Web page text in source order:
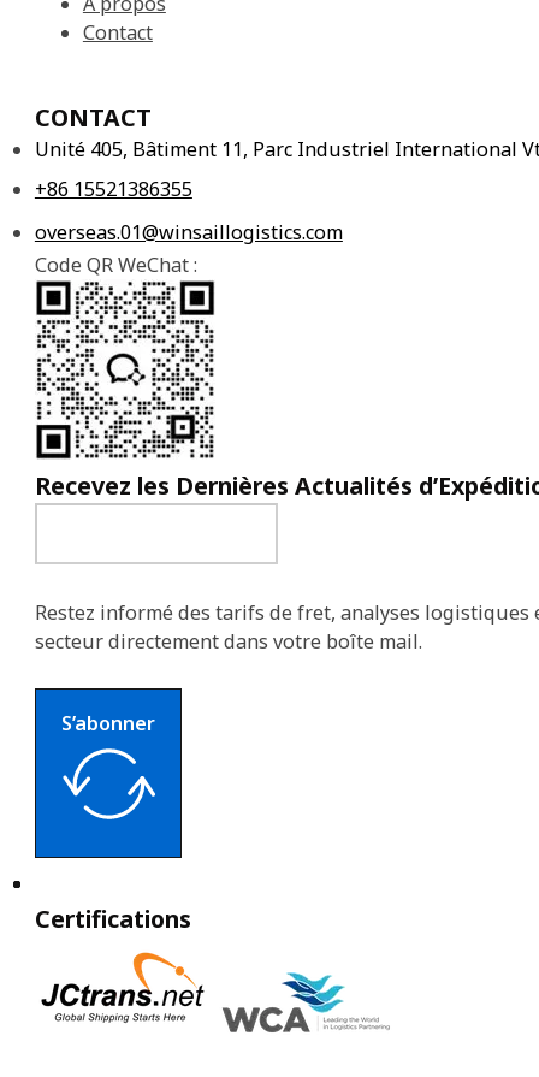
Contact
CONTACT
Unité 405, Bâtiment 11, Parc Industriel International
+86 15521386355
overseas.01@winsaillogistics.com
Code QR WeChat :
Recevez les Dernières Actualités
Restez informé des tarifs de fret, analyses logistiques
secteur directement dans votre boîte mail.
S’abonner
Certifications